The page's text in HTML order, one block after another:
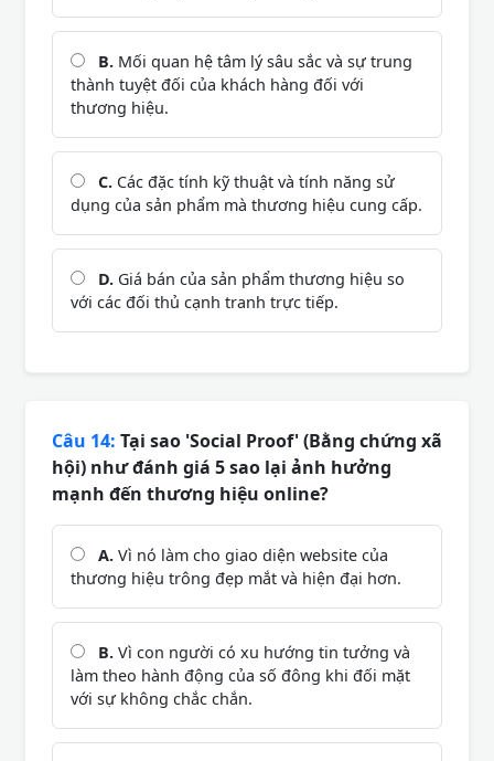
B. Mối quan hệ tâm lý sâu sắc và sự trung
thành tuyệt đối của khách hàng đối với
thương hiệu.
C. Các đặc tính kỹ thuật và tính năng sử
dụng của sản phẩm mà thương hiệu cung cấp.
D. Giá bán của sản phẩm thương hiệu so
với các đối thủ cạnh tranh trực tiếp.
Câu 14: Tại sao 'Social Proof' (Bằng chứng xã
hội) như đánh giá 5 sao lại ảnh hưởng
mạnh đến thương hiệu online?
A. Vì nó làm cho giao diện website của
thương hiệu trông đẹp mắt và hiện đại hơn.
B. Vì con người có xu hướng tin tưởng và
làm theo hành động của số đông khi đối mặt
với sự không chắc chắn.